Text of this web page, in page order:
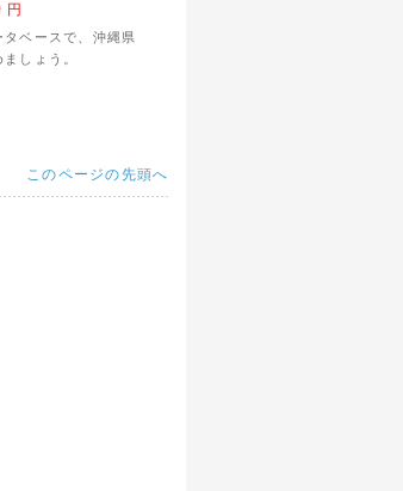
円
ベースで、沖縄県
しょう。
このページの先頭へ